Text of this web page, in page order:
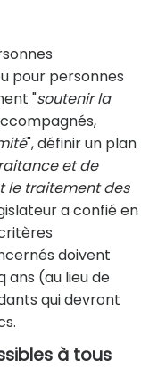
pour personnes
"soutenir la
", définir un plan
et de
le traitement des
a confié en
doivent
ans (au lieu de
qui devront
à tous